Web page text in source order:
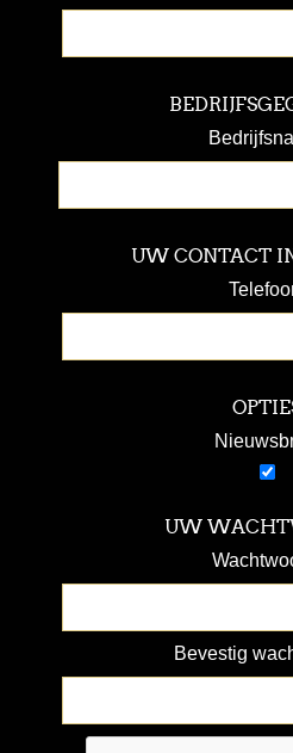
UW CONTACT
UW
Bevestig